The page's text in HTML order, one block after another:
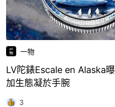
一物
LV陀錶Escale en Alaska
加生態凝於手腕
3